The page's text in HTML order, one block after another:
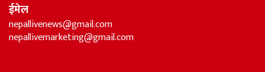
ईमेल
nepallivenews@gmail.com
nepallivemarketing@gmail.com